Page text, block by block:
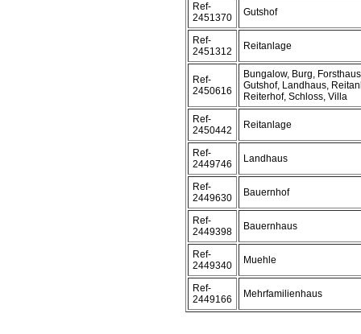
Ref-
2451370
Gutshof
Ref-
2451312
Reitanlage
Ref-
2450616
Bungalow, Burg,
Gutshof, Landhaus,
Reiterhof, Schloss, Villa
Ref-
2450442
Reitanlage
Ref-
2449746
Landhaus
Ref-
2449630
Bauernhof
Ref-
2449398
Bauernhaus
Ref-
2449340
Muehle
Ref-
2449166
Mehrfamilienhaus